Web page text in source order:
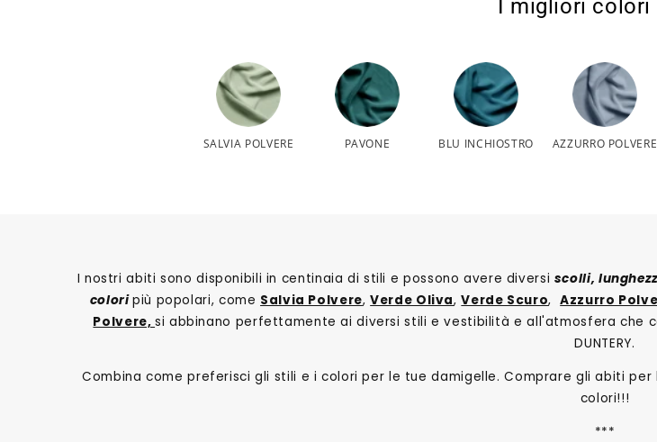
I migliori colori
SALVIA POLVERE PAVONE BLU INCHIOSTRO AZZURRO POLVERE
I nostri abiti sono disponibili in centinaia di stili e possono avere diversi scolli,
coloripiù popolari, come Salvia Polvere,Verde Oliva,Verde Scuro,Azzurro
Polvere,si abbinano perfettamente ai diversi stili e vestibilità e all'atmosfera che
DUNTERY.
Combina come preferisci gli stili e i colori per le tue damigelle. Comprare gli abiti per
colori!!!
***